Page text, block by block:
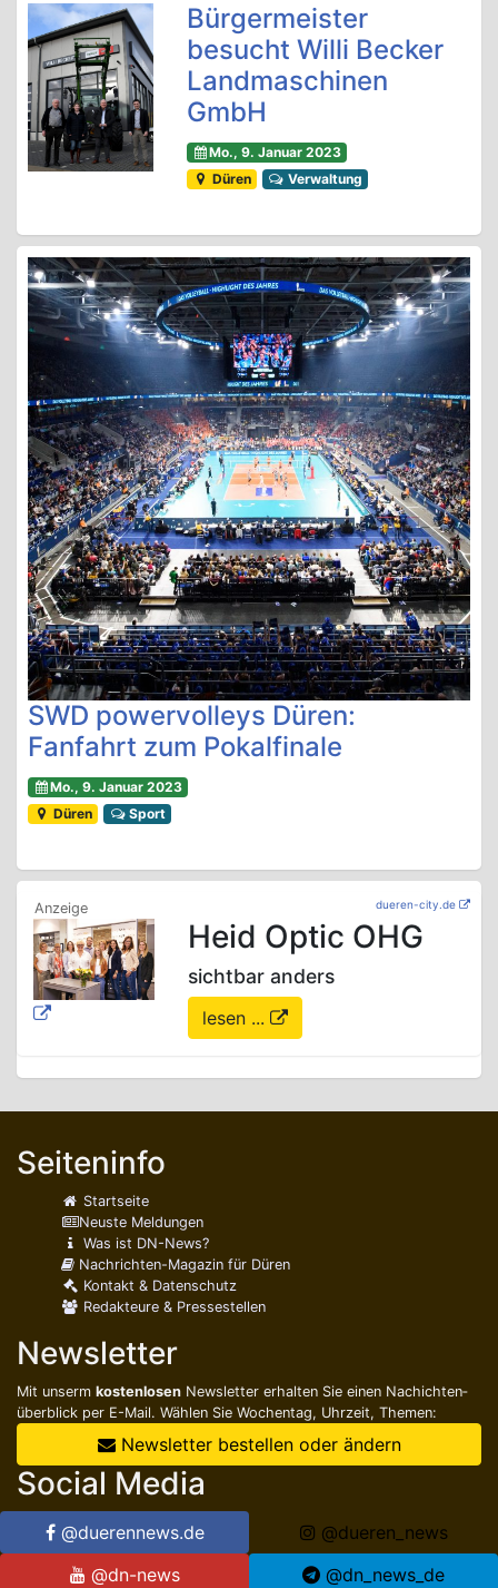
Bürgermeister
besucht Willi Becker
Landmaschinen
GmbH
Mo., 9. Januar 2023
Düren
Verwaltung
SWD powervolleys Düren:
Fanfahrt zum Pokalfinale
Mo., 9. Januar 2023
Düren
Sport
dueren-city.de
Heid Optic OHG
sichtbar anders
lesen ...
Seiteninfo
Startseite
Neuste Meldungen
Was ist DN-News?
Nachrichten-Magazin für Düren
Kontakt & Datenschutz
Redakteure & Pressestellen
Newsletter
Mit unserm kostenlosen Newsletter erhalten Sie einen Nachichten­
überblick per E-Mail. Wählen Sie Wochentag, Uhrzeit, Themen:
Newsletter bestellen oder ändern
Social Media
@duerennews.de
@dueren_news
@dn-news
@dn_news_de